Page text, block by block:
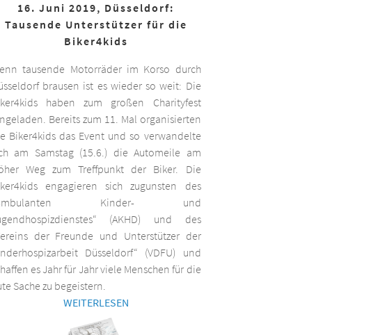
16. Juni 2019, Düsseldorf:
Tausende Unterstützer für die
Biker4kids
tausende Motorräder im Korso durch
brausen ist es wieder so weit: Die
haben zum großen Charityfest
Bereits zum 11. Mal organisierten
Biker4kids das Event und so verwandelte
am Samstag (15.6.) die Automeile am
Weg zum Treffpunkt der Biker. Die
engagieren sich zugunsten des
Kinder- und
(AKHD) und des
der Freunde und Unterstützer der
Düsseldorf“ (VDFU) und
es Jahr für Jahr viele Menschen für die
Sache zu begeistern.
WEITERLESEN